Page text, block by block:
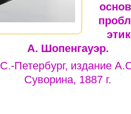
А. Шопенгауэр.
С.-Петербург, издание
Суворина, 1887 г.